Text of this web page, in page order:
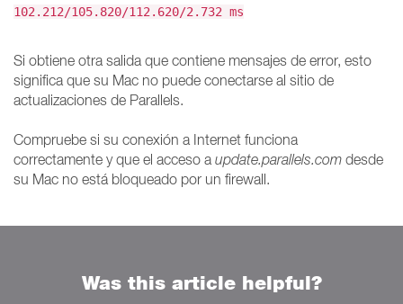
102.212/105.820/112.620/2.732 ms
Si obtiene otra salida que contiene mensajes de error, esto
significa que su Mac no puede conectarse al sitio de
actualizaciones de Parallels.
Compruebe si su conexión a Internet funciona
correctamente y que el acceso a update.parallels.com desde
su Mac no está bloqueado por un firewall.
Was this article helpful?